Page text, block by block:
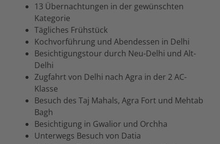
13 Übernachtungen in der gewünschten
Kategorie
Tägliches Frühstück
Kochvorführung und Abendessen in Delhi
Besichtigungstour durch Neu-Delhi und Alt-
Delhi
Zugfahrt von Delhi nach Agra in der 2 AC-
Klasse
Besuch des Taj Mahals, Agra Fort und Mehtab
Bagh
Besichtigung in Gwalior und Orchha
Unterwegs Besuch von Datia